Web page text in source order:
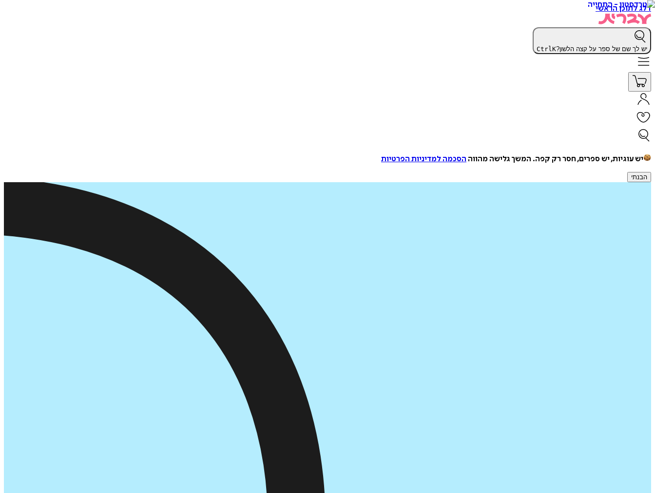
דלג לתוכן הראשי
יש לך שם של ספר על קצה הלשון? CtrlK
יש עוגיות, יש ספרים, חסר רק קפה. המשך גלישה מהווה הסכמה למדיניות הפרטיות
הבנתי